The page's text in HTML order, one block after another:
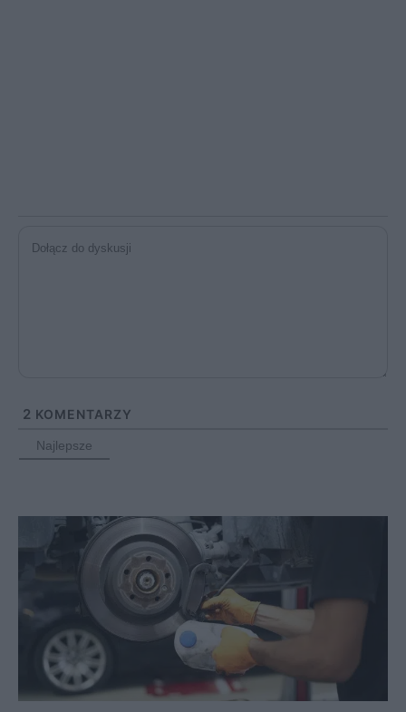
2 KOMENTARZY
Najlepsze